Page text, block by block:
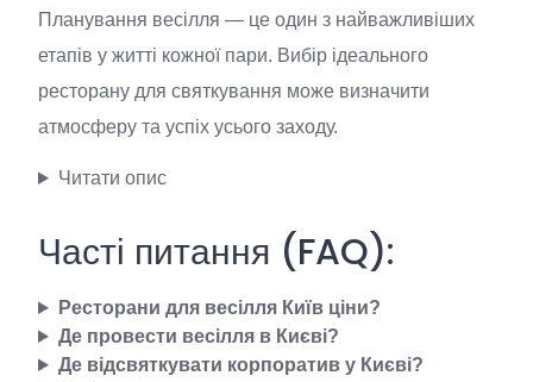
Планування весілля — це один з найважливіших
етапів у житті кожної пари. Вибір ідеального
ресторану для святкування може визначити
атмосферу та успіх усього заходу.
Читати опис
Часті питання (FAQ):
Ресторани для весілля Київ ціни?
Де провести весілля в Києві?
Де відсвяткувати корпоратив у Києві?